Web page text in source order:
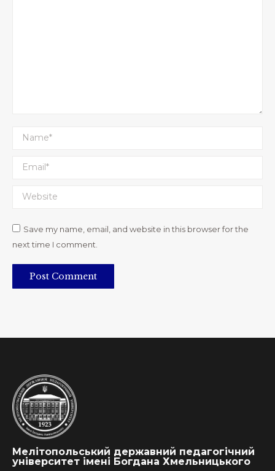
Name *
Email *
Website
Save my name, email, and website in this browser for the
next time I comment.
Post Comment
Мелітопольський державний педагогічний
університет імені Богдана Хмельницького